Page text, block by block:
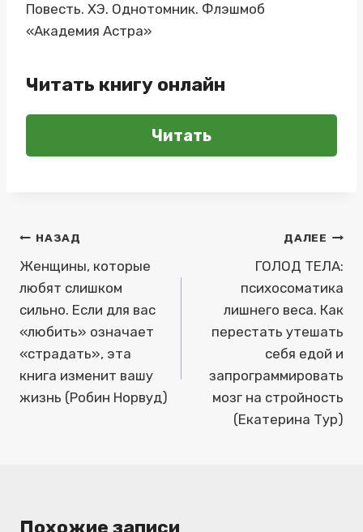
Повесть. ХЭ. Однотомник. Флэшмоб
«Академия Астра»
Читать книгу онлайн
Читать
Навигация
по
записям
НАЗАД
Женщины, которые
любят слишком
сильно. Если для вас
«любить» означает
«страдать», эта
книга изменит вашу
жизнь (Робин Норвуд)
ДАЛЕЕ
ГОЛОД ТЕЛА:
психосоматика
лишнего веса. Как
перестать утешать
себя едой и
запрограммировать
мозг на стройность
(Екатерина Тур)
Похожие записи